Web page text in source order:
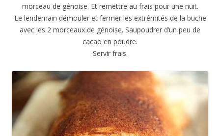
morceau de génoise. Et remettre au frais pour une nuit.
Le lendemain démouler et fermer les extrémités de la buche
avec les 2 morceaux de génoise. Saupoudrer d’un peu de
cacao en poudre.
Servir frais.